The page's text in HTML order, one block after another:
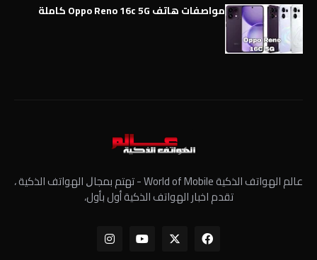
مواصفات هاتف Oppo Reno 16c 5G كاملة
عالم الهواتف الذكية World of Mobile - ﺗﻬﺘﻢ ﺑﻤﺠﺎﻝ الهواتف الذكية ،
تقدم اخبار الهواتف الذكية أول بأول،